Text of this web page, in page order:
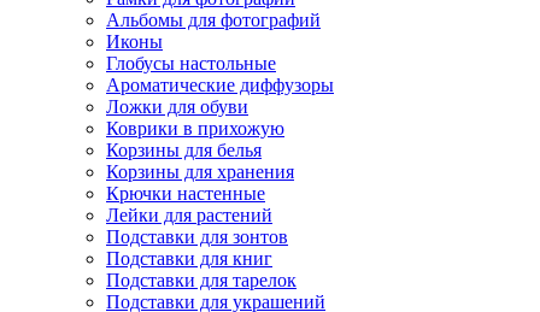
Альбомы для фотографий
Иконы
Глобусы настольные
Ароматические диффузоры
Ложки для обуви
Коврики в прихожую
Корзины для белья
Корзины для хранения
Крючки настенные
Лейки для растений
Подставки для зонтов
Подставки для книг
Подставки для тарелок
Подставки для украшений